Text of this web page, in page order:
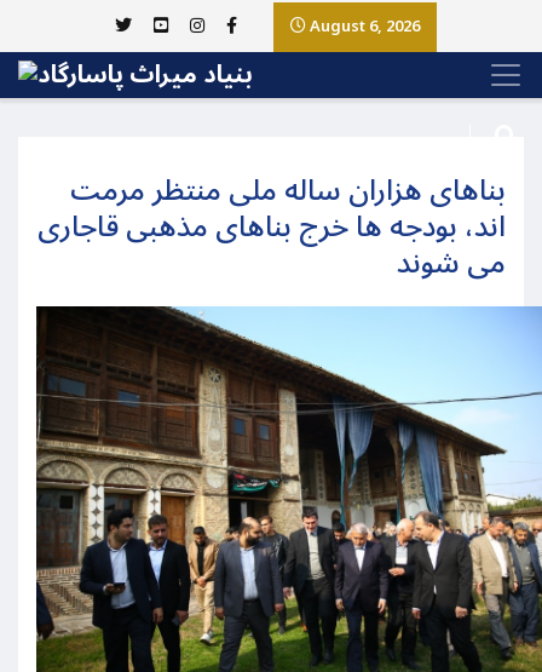
August 6, 2026
بناهای هزاران ساله ملی منتظر مرمت
اند، بودجه ها خرج بناهای مذهبی قاجاری
می شوند